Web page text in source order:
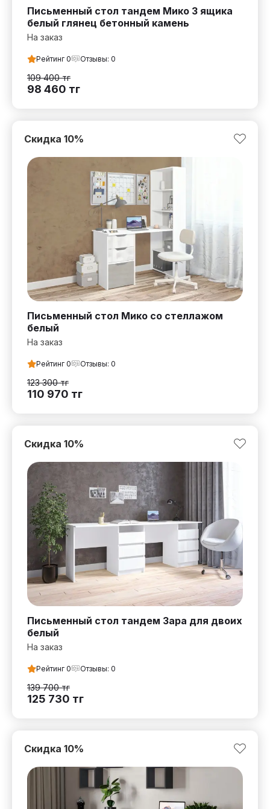
Письменный стол тандем Мико 3 ящика
белый глянец бетонный камень
На заказ
Рейтинг 0 Отзывы: 0
109 400тг
98 460 тг
Письменный стол Мико со стеллажом
белый
Скидка 10%
На заказ
Рейтинг 0 Отзывы: 0
123 300тг
110 970 тг
Письменный стол тандем Зара для двоих
белый
Скидка 10%
На заказ
Рейтинг 0 Отзывы: 0
139 700тг
125 730 тг
Скидка 10%